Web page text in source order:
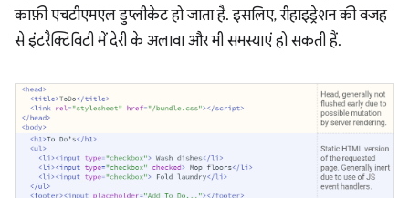
काफ़ी एचटीएमएल डुप्लीकेट हो जाता है. इसलिए, रीहाइड्रेशन की वजह
से इंटरैक्टिविटी में देरी के अलावा और भी समस्याएं हो सकती हैं.